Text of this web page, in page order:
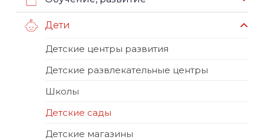
Дети
Детские центры развития
Детские развлекательные центры
Школы
Детские сады
Детские магазины